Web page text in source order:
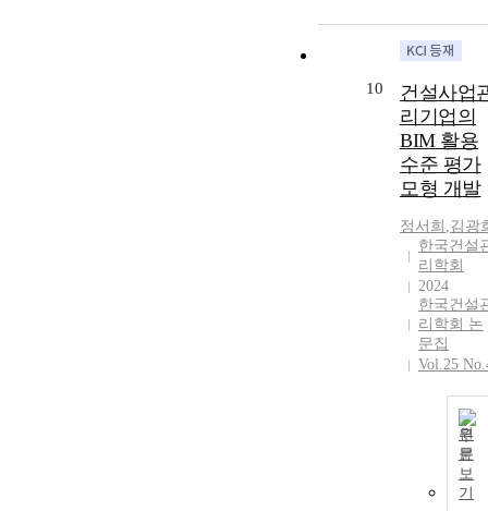
10
건설사업
리기업의
BIM 활용
수준 평가
모형 개발
정서희 ,김광
한국건설
리학회
2024
한국건설
리학회 논
문집
Vol.25
원
문
보
기